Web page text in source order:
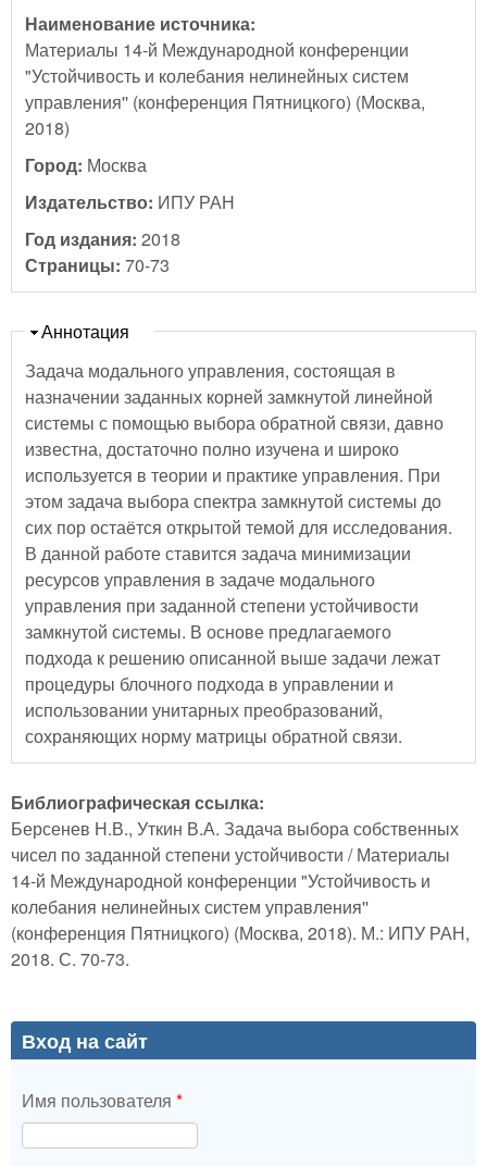
Наименование источника:
Материалы 14-й Международной конференции
"Устойчивость и колебания нелинейных систем
управления'' (конференция Пятницкого) (Москва,
2018)
Город: Москва
Издательство: ИПУ РАН
Год издания: 2018
Страницы: 70-73
Скрыть
Аннотация
Задача модального управления, состоящая в
назначении заданных корней замкнутой линейной
системы с помощью выбора обратной связи, давно
известна, достаточно полно изучена и широко
используется в теории и практике управления. При
этом задача выбора спектра замкнутой системы до
сих пор остаётся открытой темой для исследования.
В данной работе ставится задача минимизации
ресурсов управления в задаче модального
управления при заданной степени устойчивости
замкнутой системы. В основе предлагаемого
подхода к решению описанной выше задачи лежат
процедуры блочного подхода в управлении и
использовании унитарных преобразований,
сохраняющих норму матрицы обратной связи.
Библиографическая ссылка:
Берсенев Н.В., Уткин В.А. Задача выбора собственных
чисел по заданной степени устойчивости / Материалы
14-й Международной конференции "Устойчивость и
колебания нелинейных систем управления''
(конференция Пятницкого) (Москва, 2018). М.: ИПУ РАН,
2018. С. 70-73.
Вход на сайт
Имя пользователя *